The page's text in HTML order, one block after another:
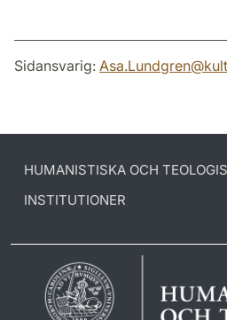
Sidansvarig: Asa.Lundgren@
HUMANISTISKA OCH
INSTITUTIONER